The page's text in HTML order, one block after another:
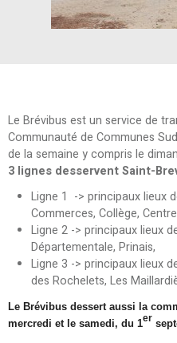
Le Brévibus est un service de
Communauté de Communes
de la semaine y compris le
3 lignes desservent Saint-
Ligne 1 -> principaux lieux
Commerces, Collège,
Ligne 2 -> principaux lieux
Départementale, Prinais,
Ligne 3 -> principaux lieux
des Rochelets, Les
Le Brévibus dessert aussi la
mercredi et le samedi, du 1er